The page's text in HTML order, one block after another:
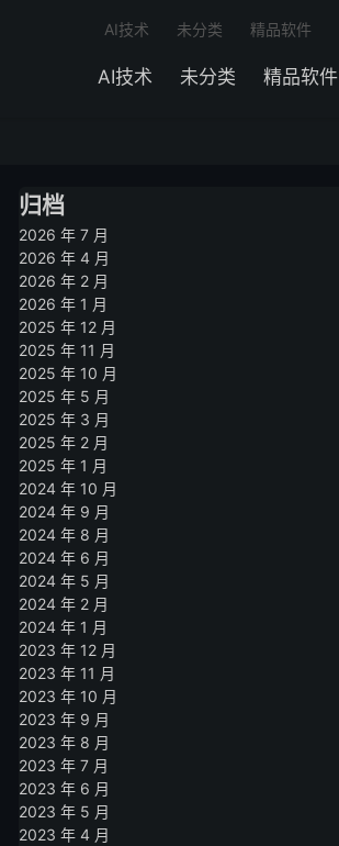
AI技术 未分类 精品软件
AI技术 未分类 精品软件
归档
2026 年 7 月
2026 年 4 月
2026 年 2 月
2026 年 1 月
2025 年 12 月
2025 年 11 月
2025 年 10 月
2025 年 5 月
2025 年 3 月
2025 年 2 月
2025 年 1 月
2024 年 10 月
2024 年 9 月
2024 年 8 月
2024 年 6 月
2024 年 5 月
2024 年 2 月
2024 年 1 月
2023 年 12 月
2023 年 11 月
2023 年 10 月
2023 年 9 月
2023 年 8 月
2023 年 7 月
2023 年 6 月
2023 年 5 月
2023 年 4 月